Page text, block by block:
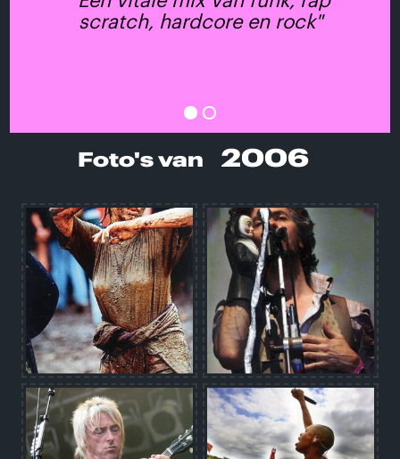
scratch, hardcore en rock"
Foto's van 2006